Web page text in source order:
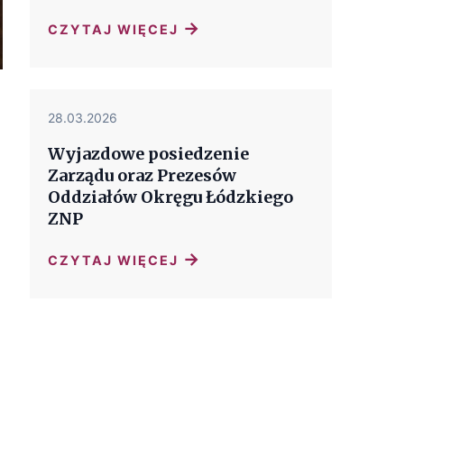
CZYTAJ WIĘCEJ →
28.03.2026
Wyjazdowe posiedzenie
Zarządu oraz Prezesów
Oddziałów Okręgu Łódzkiego
ZNP
CZYTAJ WIĘCEJ →